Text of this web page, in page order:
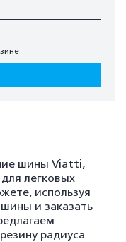
шины Viatti,
легковых
используя
и заказать
радиуса